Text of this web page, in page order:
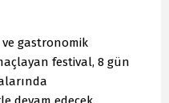
gastronomik
festival, 8 gün